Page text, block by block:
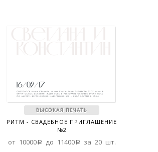
РИТМ - СВАДЕБНОЕ ПРИГЛАШЕНИЕ
№2
от 10000a до 11400a за 20 шт.